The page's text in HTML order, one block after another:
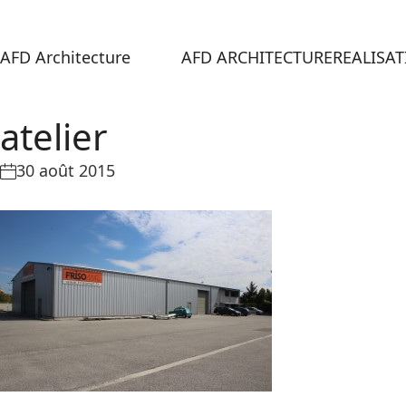
AFD Architecture AFD ARCHITECTURE
atelier
30 août 2015